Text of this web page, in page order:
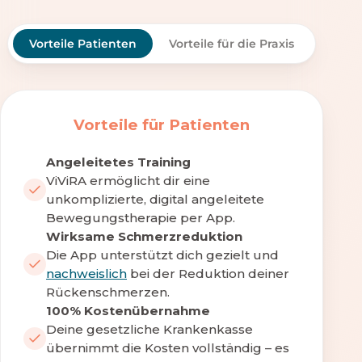
Vorteile Patienten Vorteile für die Praxis
Vorteile für Patienten
Angeleitetes Training
ViViRA ermöglicht dir eine
unkomplizierte, digital angeleitete
Bewegungstherapie per App.
Wirksame Schmerzreduktion
Die App unterstützt dich gezielt und
nachweislich bei der Reduktion deiner
Rückenschmerzen.
100% Kostenübernahme
Deine gesetzliche Krankenkasse
übernimmt die Kosten vollständig – es